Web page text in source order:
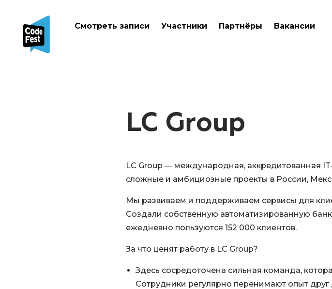
Смотреть записи Участники Партнёры Вакансии
LC Group
LC Group — международная, аккредитованная
сложные и амбициозные проекты в России,
Мы развиваем и поддерживаем сервисы для
Создали собственную автоматизированную
ежедневно пользуются 152 000 клиентов.
За что ценят работу в LC Group?
Здесь сосредоточена сильная команда,
Сотрудники регулярно перенимают опыт друг